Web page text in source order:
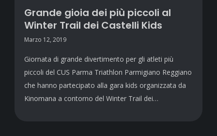
Grande gioia dei più piccoli al
Winter Trail dei Castelli Kids
Marzo 12, 2019
Giornata di grande divertimento per gli atleti più
piccoli del CUS Parma Triathlon Parmigiano Reggiano
che hanno partecipato alla gara kids organizzata da
Kinomana a contorno del Winter Trail dei…